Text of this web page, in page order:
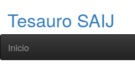
Tesauro SAIJ
Inicio